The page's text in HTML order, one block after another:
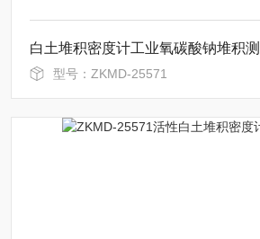
白土堆积密度计工业氧碳酸钠堆积
型号：ZKMD-25571